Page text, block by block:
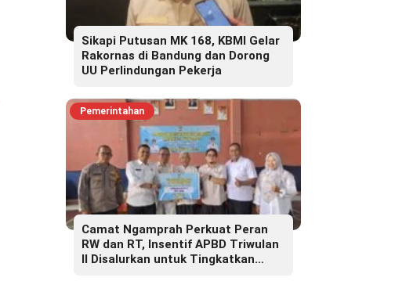
Sikapi Putusan MK 168, KBMI Gelar
Rakornas di Bandung dan Dorong
UU Perlindungan Pekerja
Pemerintahan
Camat Ngamprah Perkuat Peran
RW dan RT, Insentif APBD Triwulan
II Disalurkan untuk Tingkatkan